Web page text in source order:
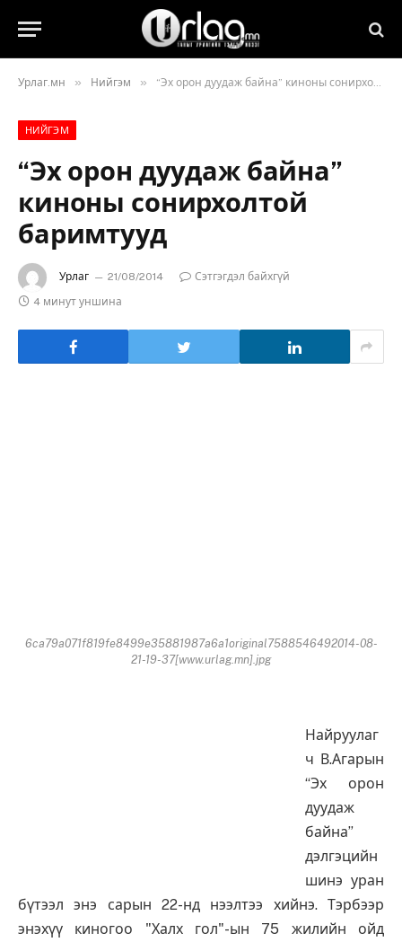
Урлаг.мн » Нийгэм » “Эх орон дуудаж байна” киноны сонирхолтой баримтууд
НИЙГЭМ
“Эх орон дуудаж байна”
киноны сонирхолтой
баримтууд
Урлаг 21/08/2014
Сэтгэгдэл байхгүй
4 минут уншина
6ca79a071f819fe8499e35881987a6a1original7588546492014-08-
21-19-37[www.urlag.mn].jpg
Найруулаг
ч В.Агарын
“Эх орон
дуудаж
байна”
дэлгэцийн
шинэ уран
бүтээл энэ сарын 22-нд нээлтээ хийнэ. Тэрбээр
энэхүү киногоо "Халх гол"-ын 75 жилийн ойд